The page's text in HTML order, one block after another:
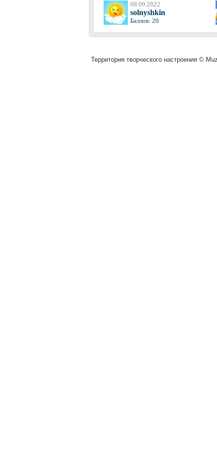
08.09.2022
solnyshkin
Баллов: 20
Территория творческого настроения ©